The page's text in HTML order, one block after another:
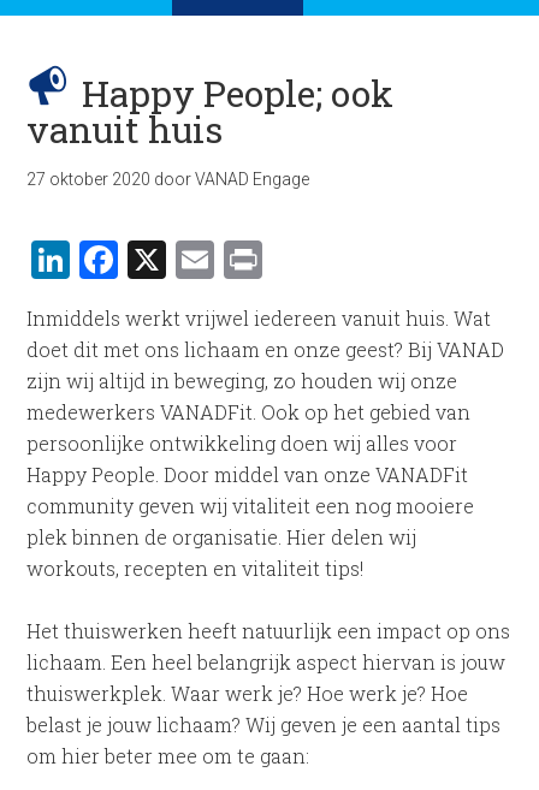
Happy People; ook
vanuit huis
27 oktober 2020 doorVANAD Engage
LinkedIn
Facebook
X Email
Inmiddels werkt vrijwel iedereen vanuit huis. Wat
doet dit met ons lichaam en onze geest? Bij VANAD
zijn wij altijd in beweging, zo houden wij onze
medewerkers VANADFit. Ook op het gebied van
persoonlijke ontwikkeling doen wij alles voor
Happy People. Door middel van onze VANADFit
community geven wij vitaliteit een nog mooiere
plek binnen de organisatie. Hier delen wij
workouts, recepten en vitaliteit tips!
Het thuiswerken heeft natuurlijk een impact op ons
lichaam. Een heel belangrijk aspect hiervan is jouw
thuiswerkplek. Waar werk je? Hoe werk je? Hoe
belast je jouw lichaam? Wij geven je een aantal tips
om hier beter mee om te gaan: